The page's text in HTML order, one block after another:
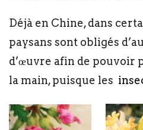
Déjà en Chine, dans
paysans sont obligés
d’œuvre afin de pouvoir
la main, puisque les